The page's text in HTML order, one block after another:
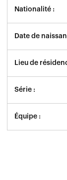
Nationalité :
Date de
Lieu de
Série :
Équipe :